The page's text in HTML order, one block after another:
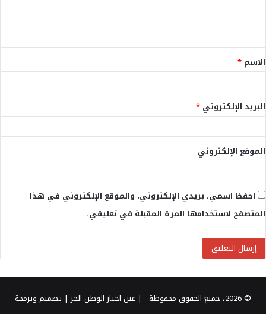
ق
*
الاسم *
البريد الإلكتروني *
الموقع الإلكتروني
احفظ اسمي، بريدي الإلكتروني، والموقع الإلكتروني في هذا
المتصفح لاستخدامها المرة المقبلة في تعليقي.
© 2026، جميع الحقوق محفوظة | عين اخبار الوطن الحر| تصميم وبرمجة